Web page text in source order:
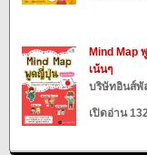
Mind Map
เน้นๆ
บริษัทอินส์พั
เปิดอ่าน